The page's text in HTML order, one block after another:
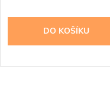
DO KOŠÍKU